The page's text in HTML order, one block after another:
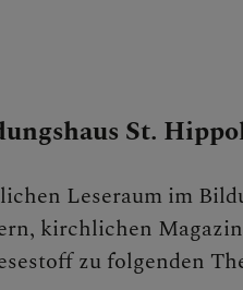
&St.
Leseraum im
kirchlichen
zu folgenden